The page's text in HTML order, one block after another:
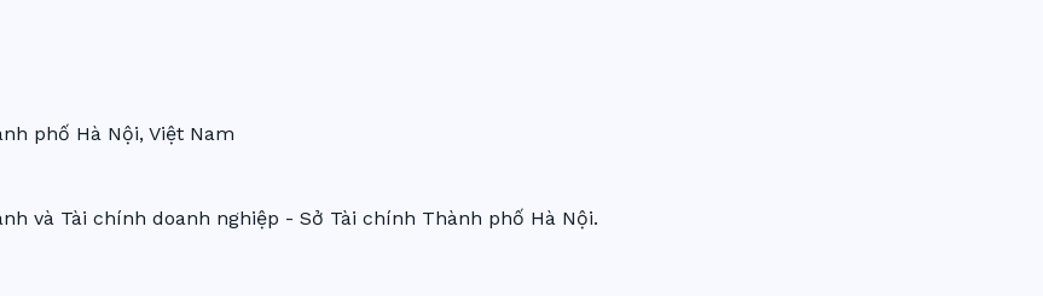
phố Hà Nội, Việt Nam
và Tài chính doanh nghiệp - Sở Tài chính Thành phố Hà Nội.